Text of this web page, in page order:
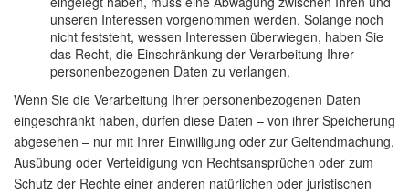
unseren Interessen vorgenommen werden. Solange noch
nicht feststeht, wessen Interessen überwiegen, haben Sie
das Recht, die Einschränkung der Verarbeitung Ihrer
personenbezogenen Daten zu verlangen.
Wenn Sie die Verarbeitung Ihrer personenbezogenen Daten
eingeschränkt haben, dürfen diese Daten – von ihrer Speicherung
abgesehen – nur mit Ihrer Einwilligung oder zur Geltendmachung,
Ausübung oder Verteidigung von Rechtsansprüchen oder zum
Schutz der Rechte einer anderen natürlichen oder juristischen